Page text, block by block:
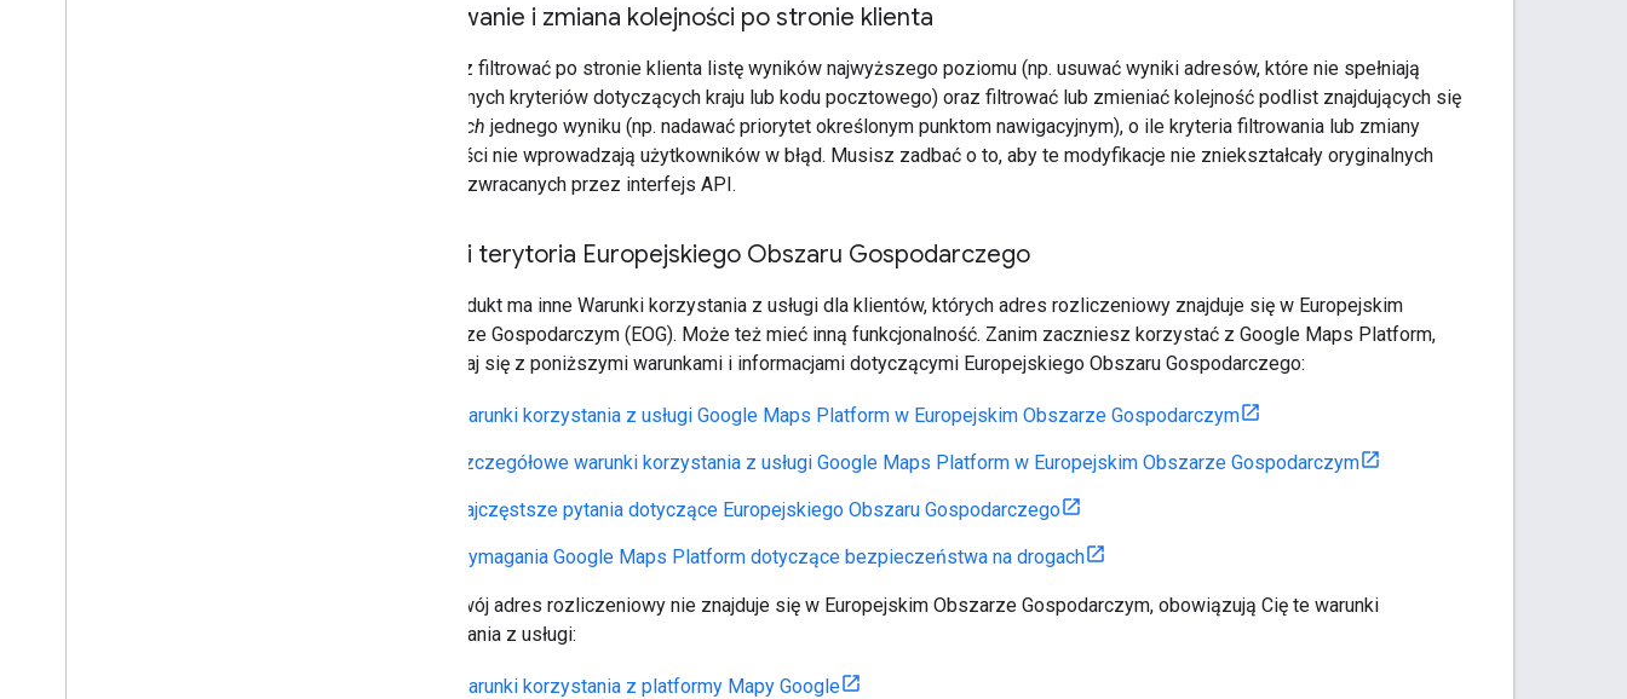
Filtrowanie i zmiana kolejności po stronie klienta
Możesz filtrować po stronie klienta listę wyników najwyższego poziomu (np. usuwać wyniki adresów, które nie spełniają
określonych kryteriów dotyczących kraju lub kodu pocztowego) oraz filtrować lub zmieniać kolejność podlist znajdujących się
w ramach jednego wyniku (np. nadawać priorytet określonym punktom nawigacyjnym), o ile kryteria filtrowania lub zmiany
kolejności nie wprowadzają użytkowników w błąd. Musisz zadbać o to, aby te modyfikacje nie zniekształcały oryginalnych
danych zwracanych przez interfejs API.
Kraje i terytoria Europejskiego Obszaru Gospodarczego
Ten produkt ma inne Warunki korzystania z usługi dla klientów, których adres rozliczeniowy znajduje się w Europejskim
Obszarze Gospodarczym (EOG). Może też mieć inną funkcjonalność. Zanim zaczniesz korzystać z Google Maps Platform,
zapoznaj się z poniższymi warunkami i informacjami dotyczącymi Europejskiego Obszaru Gospodarczego:
Warunki korzystania z usługi Google Maps Platform w Europejskim Obszarze Gospodarczym
Szczegółowe warunki korzystania z usługi Google Maps Platform w Europejskim Obszarze Gospodarczym
Najczęstsze pytania dotyczące Europejskiego Obszaru Gospodarczego
Wymagania Google Maps Platform dotyczące bezpieczeństwa na drogach
Jeśli Twój adres rozliczeniowy nie znajduje się w Europejskim Obszarze Gospodarczym, obowiązują Cię te warunki
korzystania z usługi:
Warunki korzystania z platformy Mapy Google